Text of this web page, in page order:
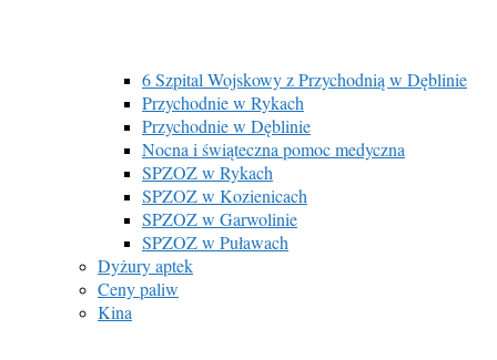
6 Szpital Wojskowy z Przychodnią w Dęblinie
Przychodnie w Rykach
Przychodnie w Dęblinie
Nocna i świąteczna pomoc medyczna
SPZOZ w Rykach
SPZOZ w Kozienicach
SPZOZ w Garwolinie
SPZOZ w Puławach
Dyżury aptek
Ceny paliw
Kina